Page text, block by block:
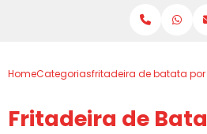
HomeCategoriasfritadeira de batata
Fritadeira de